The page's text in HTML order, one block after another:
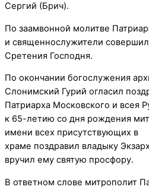
Сергий (Брич).
По заамвонной молитве
и священнослужители
Сретения Господня.
По окончании богослужения
Слонимский Гурий огласил
Патриарха Московского и всея
к 65-летию со дня рождения
имени всех присутствующих в
храме поздравил владыку
вручил ему святую просфору.
В ответном слове митрополит